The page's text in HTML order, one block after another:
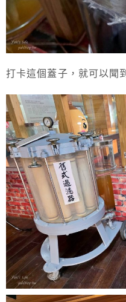
打卡這個蓋子，就可以聞